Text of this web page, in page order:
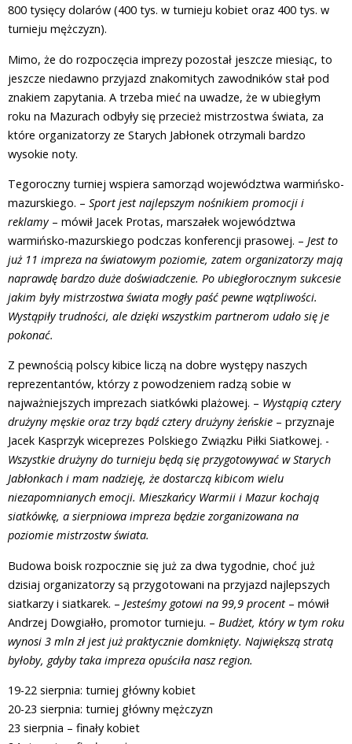
800 tysięcy dolarów (400 tys. w turnieju kobiet oraz 400 tys. w
turnieju mężczyzn).
Mimo, że do rozpoczęcia imprezy pozostał jeszcze miesiąc, to
jeszcze niedawno przyjazd znakomitych zawodników stał pod
znakiem zapytania. A trzeba mieć na uwadze, że w ubiegłym
roku na Mazurach odbyły się przecież mistrzostwa świata, za
które organizatorzy ze Starych Jabłonek otrzymali bardzo
wysokie noty.
Tegoroczny turniej wspiera samorząd województwa warmińsko-
mazurskiego. – Sport jest najlepszym nośnikiem promocji i
reklamy– mówił Jacek Protas, marszałek województwa
warmińsko-mazurskiego podczas konferencji prasowej. – Jest to
już 11 impreza na światowym poziomie, zatem organizatorzy mają
naprawdę bardzo duże doświadczenie. Po ubiegłorocznym sukcesie
jakim były mistrzostwa świata mogły paść pewne wątpliwości.
Wystąpiły trudności, ale dzięki wszystkim partnerom udało się je
pokonać.
Z pewnością polscy kibice liczą na dobre występy naszych
reprezentantów, którzy z powodzeniem radzą sobie w
najważniejszych imprezach siatkówki plażowej. – Wystąpią cztery
drużyny męskie oraz trzy bądź cztery drużyny żeńskie – przyznaje
Jacek Kasprzyk wiceprezes Polskiego Związku Piłki Siatkowej. -
Wszystkie drużyny do turnieju będą się przygotowywać w Starych
Jabłonkach i mam nadzieję, że dostarczą kibicom wielu
niezapomnianych emocji. Mieszkańcy Warmii i Mazur kochają
siatkówkę, a sierpniowa impreza będzie zorganizowana na
poziomie mistrzostw świata.
Budowa boisk rozpocznie się już za dwa tygodnie, choć już
dzisiaj organizatorzy są przygotowani na przyjazd najlepszych
siatkarzy i siatkarek. – Jesteśmy gotowi na 99,9 procent – mówił
Andrzej Dowgiałło, promotor turnieju. – Budżet, który w tym roku
wynosi 3 mln zł jest już praktycznie domknięty. Największą stratą
byłoby, gdyby taka impreza opuściła nasz region.
19-22 sierpnia: turniej główny kobiet
20-23 sierpnia: turniej główny mężczyzn
23 sierpnia – finały kobiet